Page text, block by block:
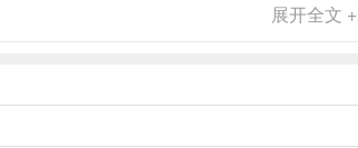
需从中选择想要制作分身的应用（例如QQ）
展开全文 +